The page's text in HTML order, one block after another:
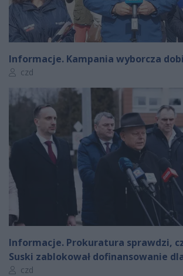
Informacje. Kampania wyborcza
Autor artykułu:
czd
Informacje. Prokuratura sprawdzi,
Suski zablokował dofinansowanie dla
Autor artykułu:
czd